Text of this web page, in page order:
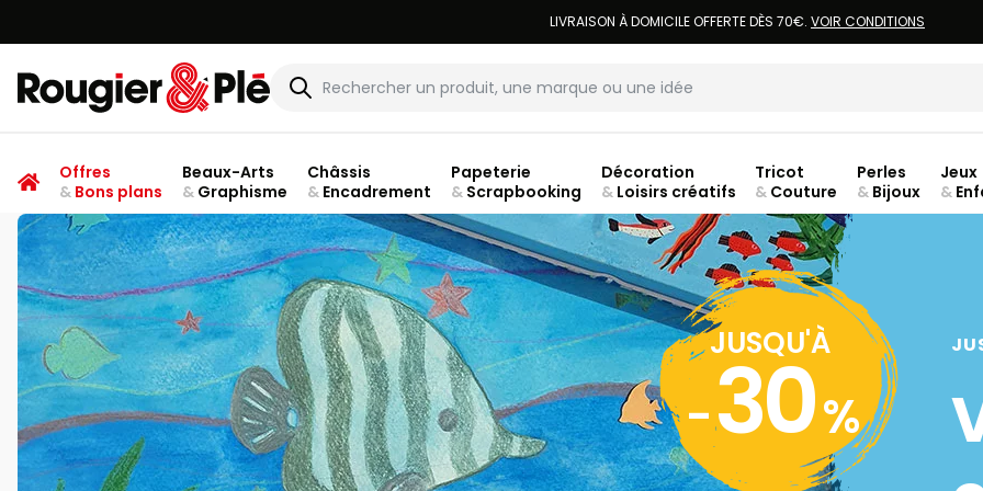
LIVRAISON À DOMICILE OFFERTE DÈS 70€. VOIR CONDITIONS
Rougier & Plé
Offres
&Bons plans
Beaux-Arts
&Graphisme
Châssis
&Encadrement
Papeterie
&Scrapbooking
Décoration
&Loisirs créatifs
Tricot
& Couture
Perles
& Bijoux
Jeux
&
JUSQU'À
-30%